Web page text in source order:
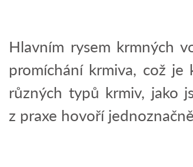
Hlavním rysem krmných
promíchání krmiva, což
různých typů krmiv, jako
z praxe hovoří